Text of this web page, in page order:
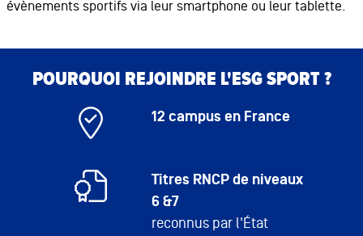
évènements sportifs via leur smartphone ou leur tablette.
POURQUOI REJOINDRE L'ESG SPORT ?
12 campus en France
Titres RNCP de niveaux
6 &7
reconnus par l'État